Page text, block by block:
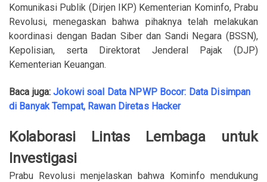
Komunikasi Publik (Dirjen IKP) Kementerian Kominfo, Prabu
Revolusi, menegaskan bahwa pihaknya telah melakukan
koordinasi dengan Badan Siber dan Sandi Negara (BSSN),
Kepolisian, serta Direktorat Jenderal Pajak (DJP)
Kementerian Keuangan.
Baca juga:Jokowi soal Data NPWP Bocor: Data Disimpan
di Banyak Tempat, Rawan Diretas Hacker
Kolaborasi Lintas Lembaga untuk
Investigasi
Prabu Revolusi menjelaskan bahwa Kominfo mendukung